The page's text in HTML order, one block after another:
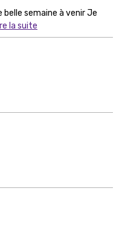
semaine à venir Je
la suite